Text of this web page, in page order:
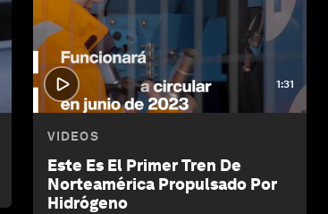
1:31
VIDEOS
Este Es El Primer Tren De
Norteamérica Propulsado Por
Hidrógeno